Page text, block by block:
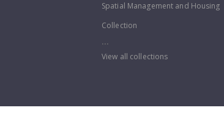
Spatial Management and Housing
Collection
...
View all collections